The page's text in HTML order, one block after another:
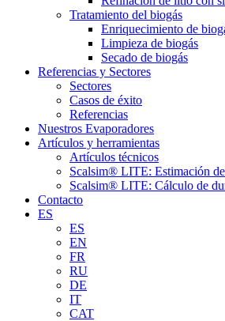
Tratamiento del biogás
Enriquecimiento de
Limpieza de biogás
Secado de biogás
Referencias y Sectores
Sectores
Casos de éxito
Referencias
Nuestros Evaporadores
Artículos y herramientas
Artículos técnicos
Scalsim® LITE: Estimación
Scalsim® LITE: Cálculo de
Contacto
ES
ES
EN
FR
RU
DE
IT
CAT